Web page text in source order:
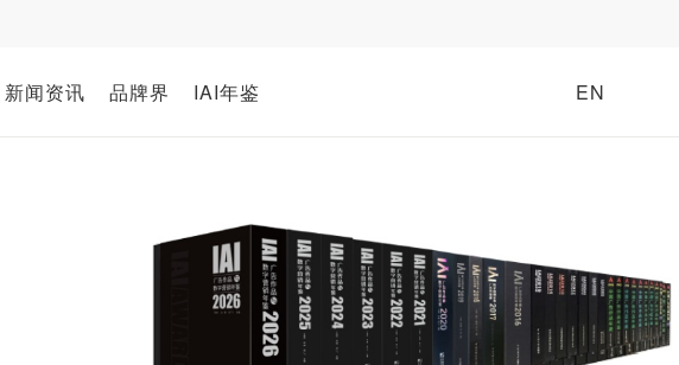
新闻资讯 品牌界 IAI年鉴 EN